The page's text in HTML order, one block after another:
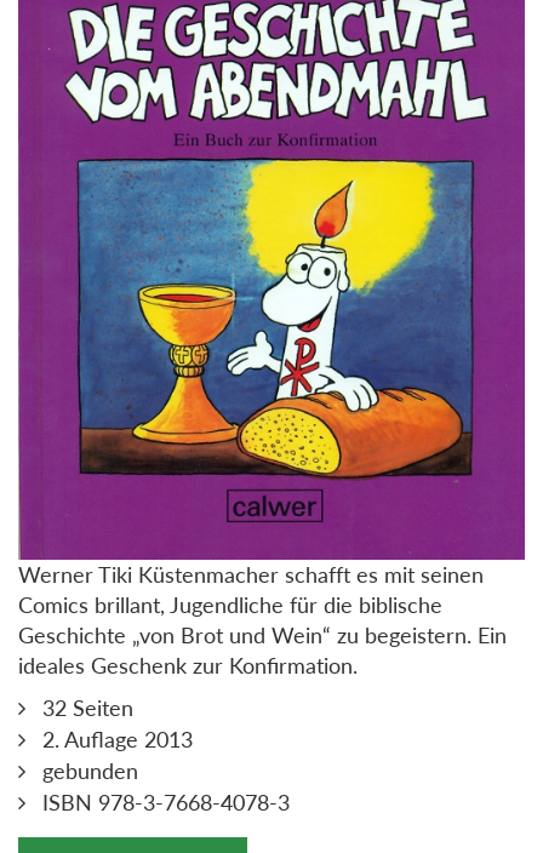
Werner Tiki Küstenmacher schafft es mit seinen
Comics brillant, Jugendliche für die biblische
Geschichte „von Brot und Wein“ zu begeistern. Ein
ideales Geschenk zur Konfirmation.
32 Seiten
2. Auflage 2013
gebunden
ISBN 978-3-7668-4078-3